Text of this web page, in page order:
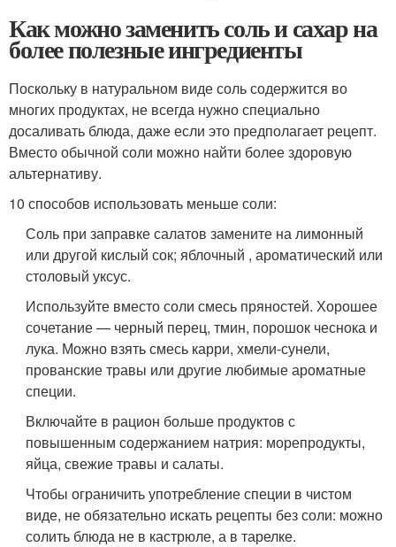
Как можно заменить соль и сахар на
более полезные ингредиенты
Поскольку в натуральном виде соль содержится во
многих продуктах, не всегда нужно специально
досаливать блюда, даже если это предполагает рецепт.
Вместо обычной соли можно найти более здоровую
альтернативу.
10 способов использовать меньше соли:
Соль при заправке салатов замените на лимонный
или другой кислый сок; яблочный , ароматический или
столовый уксус.
Используйте вместо соли смесь пряностей. Хорошее
сочетание — черный перец, тмин, порошок чеснока и
лука. Можно взять смесь карри, хмели-сунели,
прованские травы или другие любимые ароматные
специи.
Включайте в рацион больше продуктов с
повышенным содержанием натрия: морепродукты,
яйца, свежие травы и салаты.
Чтобы ограничить употребление специи в чистом
виде, не обязательно искать рецепты без соли: можно
солить блюда не в кастрюле, а в тарелке.